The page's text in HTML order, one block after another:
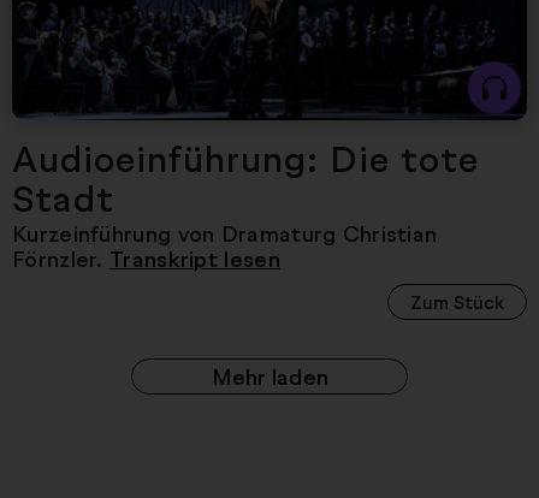
Audioeinführung: Die tote
Stadt
Kurzeinführung von Dramaturg Christian
Förnzler. Transkript lesen
Zum Stück
Mehr laden